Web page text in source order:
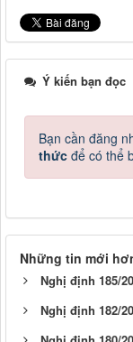
Ý kiến bạn đọc
Bạn cần đăng
thức để có thể
Những tin mới
Nghị định 185/
Nghị định 182/